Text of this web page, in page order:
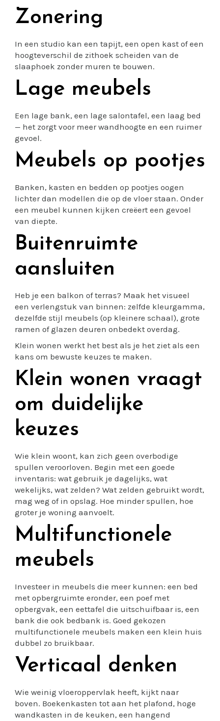
Zonering
In een studio kan een tapijt, een open kast of een
hoogteverschil de zithoek scheiden van de
slaaphoek zonder muren te bouwen.
Lage meubels
Een lage bank, een lage salontafel, een laag bed
— het zorgt voor meer wandhoogte en een ruimer
gevoel.
Meubels op pootjes
Banken, kasten en bedden op pootjes oogen
lichter dan modellen die op de vloer staan. Onder
een meubel kunnen kijken creëert een gevoel
van diepte.
Buitenruimte
aansluiten
Heb je een balkon of terras? Maak het visueel
een verlengstuk van binnen: zelfde kleurgamma,
dezelfde stijl meubels (op kleinere schaal), grote
ramen of glazen deuren onbedekt overdag.
Klein wonen werkt het best als je het ziet als een
kans om bewuste keuzes te maken.
Klein wonen vraagt
om duidelijke
keuzes
Wie klein woont, kan zich geen overbodige
spullen veroorloven. Begin met een goede
inventaris: wat gebruik je dagelijks, wat
wekelijks, wat zelden? Wat zelden gebruikt wordt,
mag weg of in opslag. Hoe minder spullen, hoe
groter je woning aanvoelt.
Multifunctionele
meubels
Investeer in meubels die meer kunnen: een bed
met opbergruimte eronder, een poef met
opbergvak, een eettafel die uitschuifbaar is, een
bank die ook bedbank is. Goed gekozen
multifunctionele meubels maken een klein huis
dubbel zo bruikbaar.
Verticaal denken
Wie weinig vloeroppervlak heeft, kijkt naar
boven. Boekenkasten tot aan het plafond, hoge
wandkasten in de keuken, een hangend